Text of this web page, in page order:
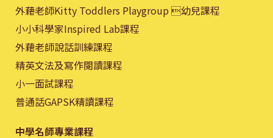
外藉老師Kitty Toddlers Playgroup 幼兒課程
小小科學家Inspired Lab課程
外藉老師說話訓練課程
精英文法及寫作閱讀課程
小一面試課程
普通話GAPSK精讀課程
中學名師專業課程